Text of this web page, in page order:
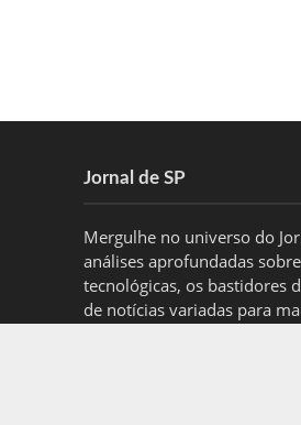
Jornal de SP
Mergulhe no universo do
análises aprofundadas
tecnológicas, os bastidores
de notícias variadas para